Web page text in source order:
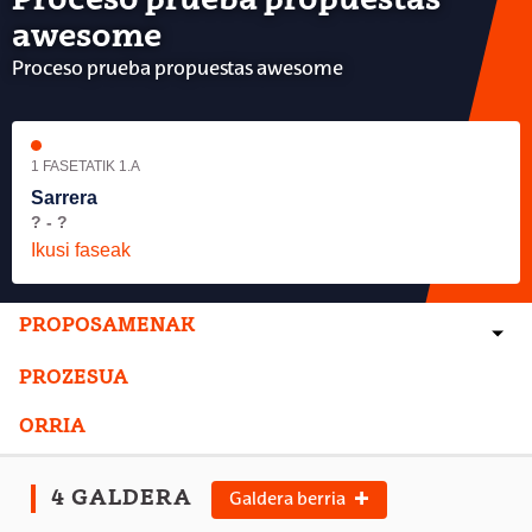
awesome
Proceso prueba propuestas awesome
1 FASETATIK 1.A
Sarrera
? - ?
Ikusi faseak
PROPOSAMENAK
PROZESUA
ORRIA
4 GALDERA Galdera berria